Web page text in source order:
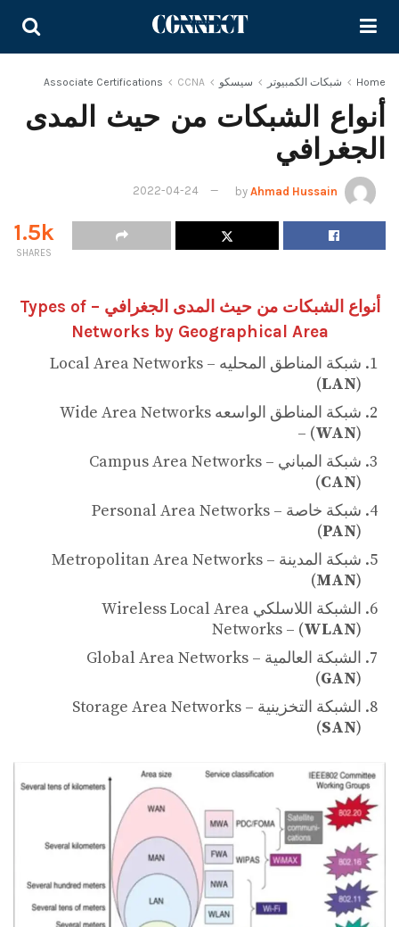
Home شبكات الكمبيوتر سيسكو Associate Certifications CCNA
أنواع الشبكات من حيث المدى
الجغرافي
by Ahmad Hussain
2022-04-24
1.5k
SHARES
أنواع الشبكات من حيث المدى الجغرافي – Types of
Networks by Geographical Area
شبكة المناطق المحليه Local Area Networks –
(LAN)
شبكة المناطق الواسعه Wide Area Networks
– (WAN)
شبكة المباني Campus Area Networks –
(CAN)
شبكة خاصة Personal Area Networks –
(PAN)
شبكة المدينة Metropolitan Area Networks –
(MAN)
الشبكة اللاسلكي Wireless Local Area
Networks – (WLAN)
الشبكة العالمية Global Area Networks –
(GAN)
الشبكة التخزينية Storage Area Networks –
(SAN)